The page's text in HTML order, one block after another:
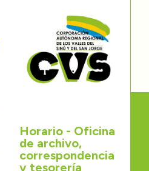
Horario - Oficina
de archivo,
correspondencia
y tesorería